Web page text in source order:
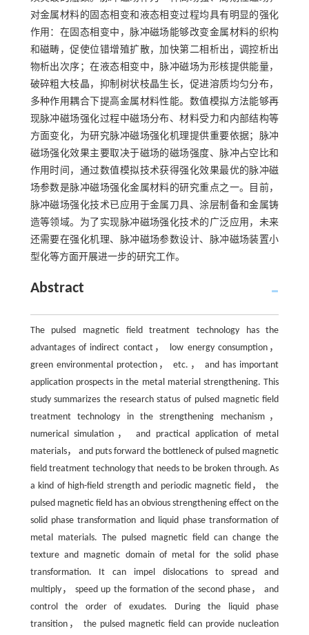
对金属材料的固态相变和液态相变过程均具有明显的强化
作用：在固态相变中，脉冲磁场能够改变金属材料的织构
和磁畴，促使位错增殖扩散，加快第二相析出，调控析出
物析出次序；在液态相变中，脉冲磁场为形核提供能量，
破碎粗大枝晶，抑制树状枝晶生长，促进溶质均匀分布，
多种作用耦合下提高金属材料性能。数值模拟方法能够再
现脉冲磁场强化过程中磁场分布、材料受力和内部结构等
方面变化，为研究脉冲磁场强化机理提供重要依据；脉冲
磁场强化效果主要取决于磁场的磁场强度、脉冲占空比和
作用时间，通过数值模拟技术获得强化效果最优的脉冲磁
场参数是脉冲磁场强化金属材料的研究重点之一。目前，
脉冲磁场强化技术已应用于金属刀具、涂层制备和金属铸
造等领域。为了实现脉冲磁场强化技术的广泛应用，未来
还需要在强化机理、脉冲磁场参数设计、脉冲磁场装置小
型化等方面开展进一步的研究工作。
Abstract
The pulsed magnetic field treatment technology has the
advantages of indirect contact， low energy consumption，
green environmental protection， etc.， and has important
application prospects in the metal material strengthening. This
study summarizes the research status of pulsed magnetic field
treatment technology in the strengthening mechanism，
numerical simulation， and practical application of metal
materials， and puts forward the bottleneck of pulsed magnetic
field treatment technology that needs to be broken through. As
a kind of high-field strength and periodic magnetic field， the
pulsed magnetic field has an obvious strengthening effect on the
solid phase transformation and liquid phase transformation of
metal materials. The pulsed magnetic field can change the
texture and magnetic domain of metal for the solid phase
transformation. It can impel dislocations to spread and
multiply， speed up the formation of the second phase， and
control the order of exudates. During the liquid phase
transition， the pulsed magnetic field can provide nucleation